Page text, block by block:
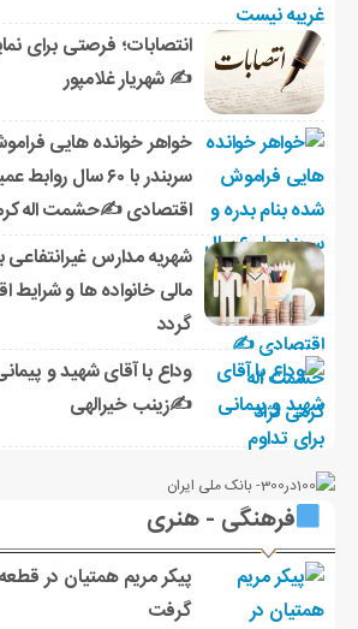
انتصابات؛ فرصتی برای
✍ شهریار غلامپور
خواهر خوانده هایی
سربندر با ۶۰ سال
اقتصادی ✍حشمت اله
شهریه مدارس غیرانتفاعی
مالی خانواده ها و
گردد
وداع با آقای شهید و
✍زینب خیرالهی
فرهنگی - هنری
پیکر مریم همتیان در
گرفت